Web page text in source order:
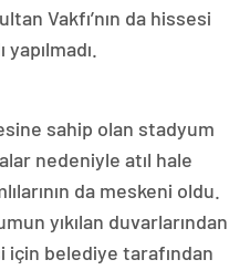
Vakfı’nın da hissesi
sahip olan stadyum
nedeniyle atıl hale
da meskeni oldu.
yıkılan duvarlarından
belediye tarafından